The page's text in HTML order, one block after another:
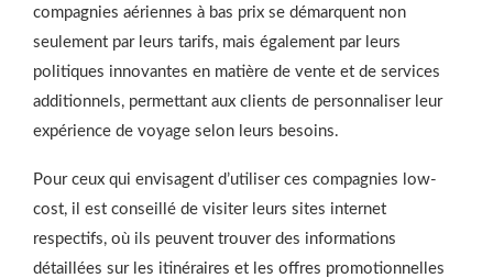
compagnies aériennes à bas prix se démarquent non
seulement par leurs tarifs, mais également par leurs
politiques innovantes en matière de vente et de services
additionnels, permettant aux clients de personnaliser leur
expérience de voyage selon leurs besoins.
Pour ceux qui envisagent d’utiliser ces compagnies low-
cost, il est conseillé de visiter leurs sites internet
respectifs, où ils peuvent trouver des informations
détaillées sur les itinéraires et les offres promotionnelles